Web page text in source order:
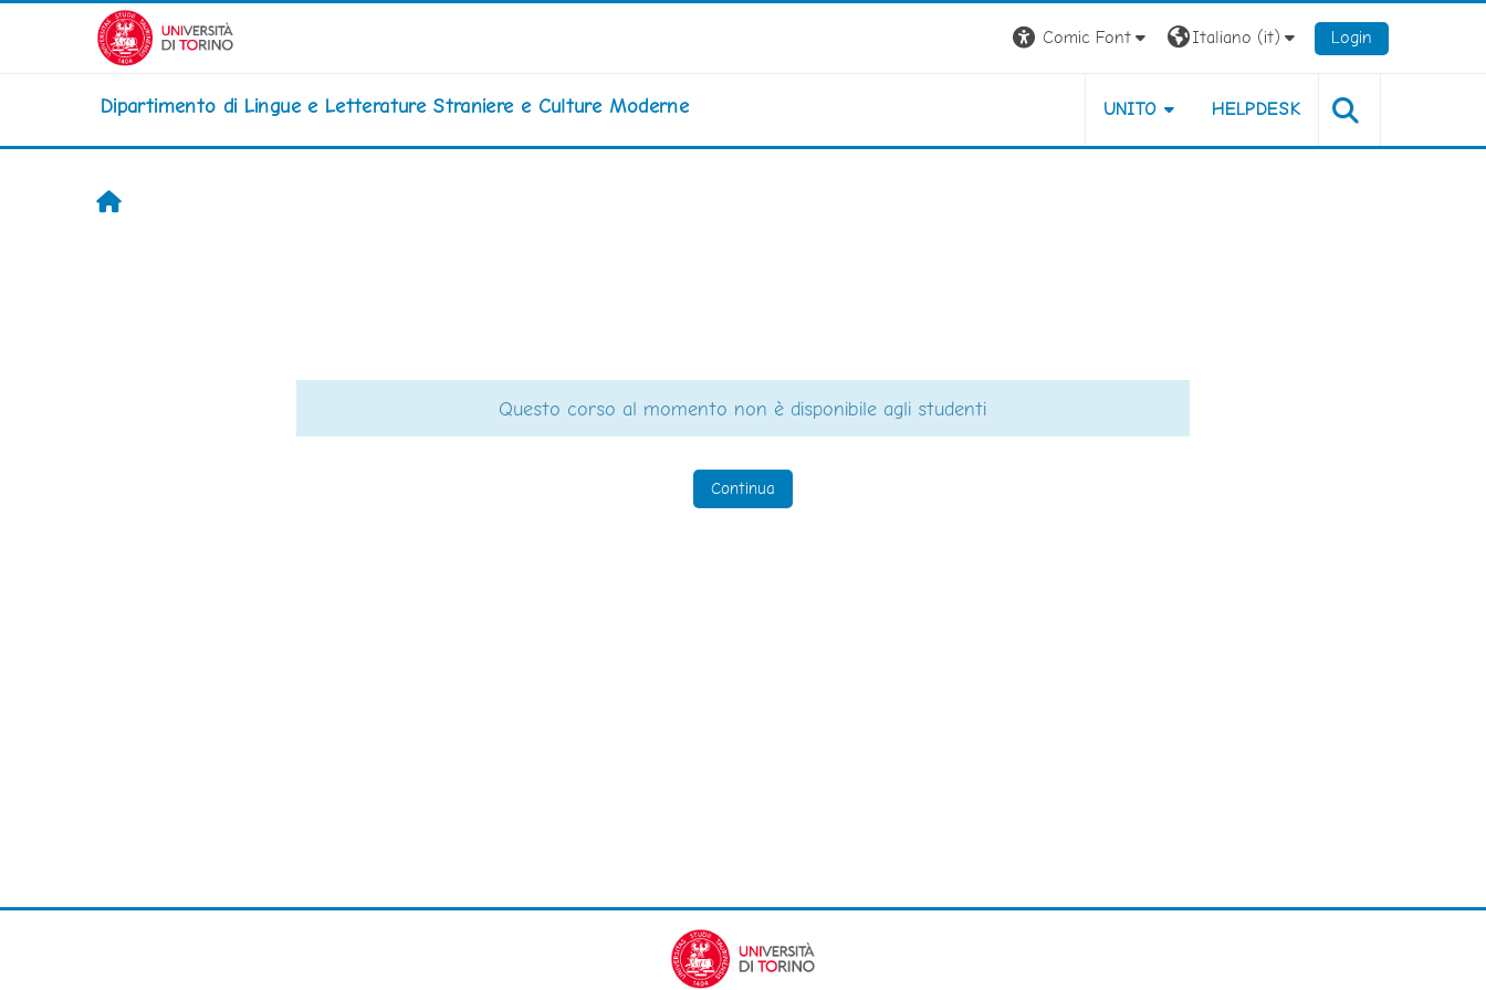
Vai al contenuto principale
Comic Font
Italiano ‎(it)‎ Login
Dipartimento di Lingue e Letterature Straniere e Culture Moderne UNITO HELPDESK
Home
Questo corso al momento non è disponibile agli studenti
Continua